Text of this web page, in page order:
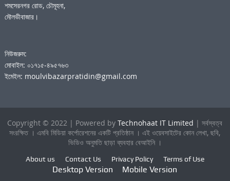
শমসেরনগর রোড, চৌমূহনা,
মৌলভীবাজার।
নিউজরুম:
মোবাইল: ০১৭১৫-৪৯৫৭৬৩
ইমেইল: moulvibazarpratidin@gmail.com
Copyright © 2022 | Powered byTechnohaat IT Limited | সর্বস্বত্ব
সংরক্ষিত । এমবি মিডিয়া কর্পোরেশনের একটি প্রতিষ্ঠান । এই ওয়েবসাইটের কোন লেখা, ছবি,
ভিডিও অনুমতি ছাড়া ব্যবহার বেআইনি ।
About us Contact Us Privacy Policy Terms of Use
Desktop Version Mobile Version